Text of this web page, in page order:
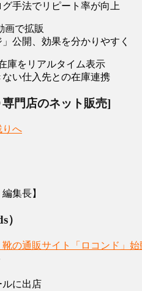
手法でリピート率が向上
画で拡販
公開、効果を分かりやすく
庫をリアルタイム表示
い仕入先との在庫連携
門店のネット販売]
りへ
集長】
）
の通販サイト「ロコンド」始
ルに出店